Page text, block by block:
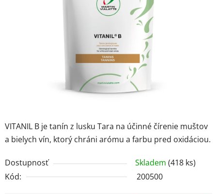
VITANIL B je tanín z lusku Tara na účinné čírenie muštov
a bielych vín, ktorý chráni arómu a farbu pred oxidáciou.
Dostupnosť Skladem (418 ks)
Kód:
200500